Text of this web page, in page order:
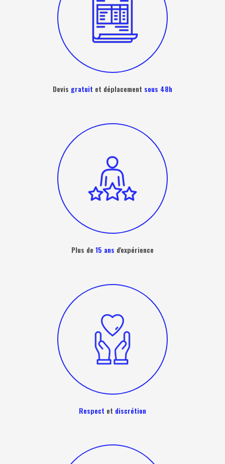
Devis gratuit et déplacement sous 48h
Plus de 15 ans d'expérience
Respect et discrétion